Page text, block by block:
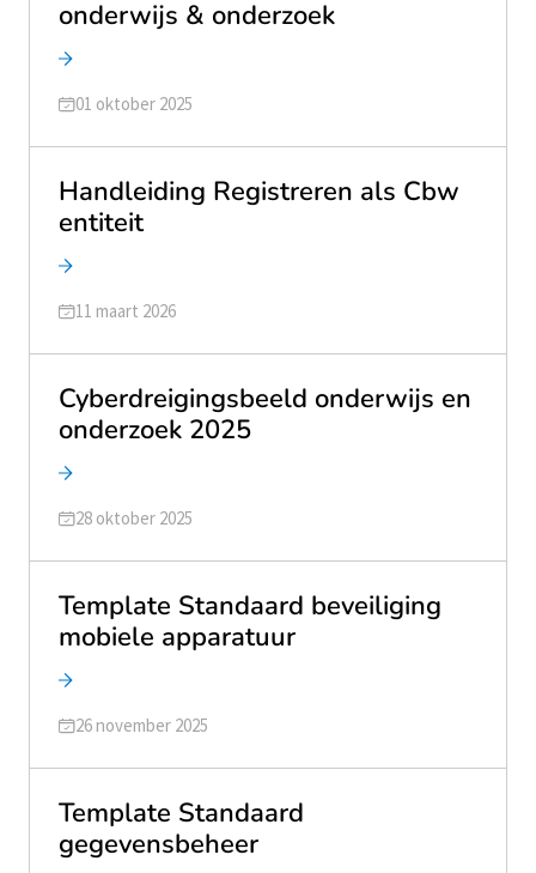
onderwijs & onderzoek
Geüpdatet op
01 oktober 2025
Handleiding Registreren als Cbw
entiteit
Geüpdatet op
11 maart 2026
Cyberdreigingsbeeld onderwijs en
onderzoek 2025
Geüpdatet op
28 oktober 2025
Template Standaard beveiliging
mobiele apparatuur
Geüpdatet op
26 november 2025
Template Standaard
gegevensbeheer